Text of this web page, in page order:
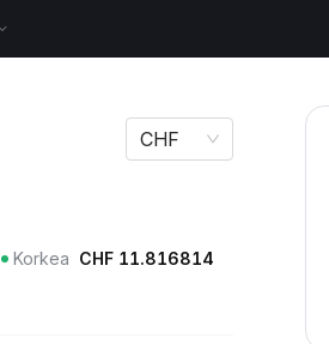
CHF
Korkea CHF 11.816814